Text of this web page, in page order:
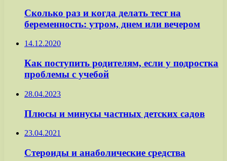
Сколько раз и когда делать тест на
беременность: утром, днем или вечером
14.12.2020
Как поступить родителям, если у подростка
проблемы с учебой
28.04.2023
Плюсы и минусы частных детских садов
23.04.2021
Стероиды и анаболические средства